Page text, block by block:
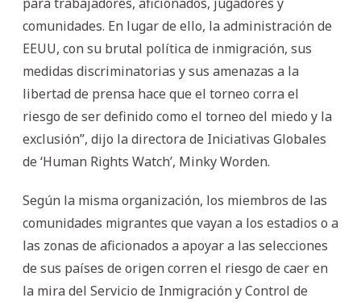
comunidades. En lugar de ello, la administración de
EEUU, con su brutal política de inmigración, sus
medidas discriminatorias y sus amenazas a la
libertad de prensa hace que el torneo corra el
riesgo de ser definido como el torneo del miedo y la
exclusión”, dijo la directora de Iniciativas Globales
de ‘Human Rights Watch’, Minky Worden.
Según la misma organización, los miembros de las
comunidades migrantes que vayan a los estadios o a
las zonas de aficionados a apoyar a las selecciones
de sus países de origen corren el riesgo de caer en
la mira del Servicio de Inmigración y Control de